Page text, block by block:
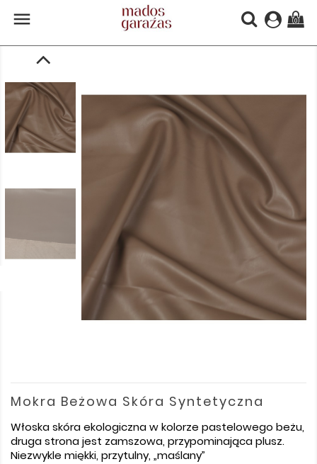
 (0)
Mokra Beżowa Skóra Syntetyczna
Włoska skóra ekologiczna w kolorze pastelowego beżu,
druga strona jest zamszowa, przypominająca plusz.
Niezwykle miękki, przytulny, „maślany”